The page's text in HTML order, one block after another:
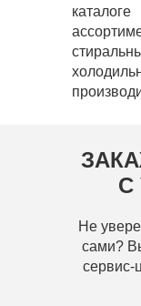
С
Не
сами?
сервис-